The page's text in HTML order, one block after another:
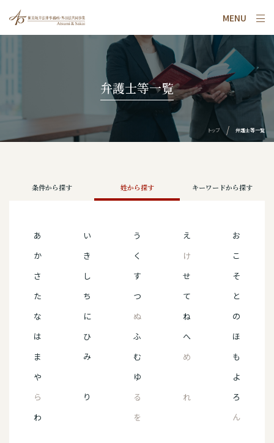
MENU
弁護士等一覧
トップ 弁護士等一覧
条件から探す 姓から探す キーワードから探す
あ い う え
お
か
き く け
こ
さ
し す せ
そ
た
ち つ て
と
な
に ぬ ね
の
は
ひ ふ へ
ほ
ま
み む め
も
や
ゆ
よ
ら
り る れ
ろ
わ
を ん